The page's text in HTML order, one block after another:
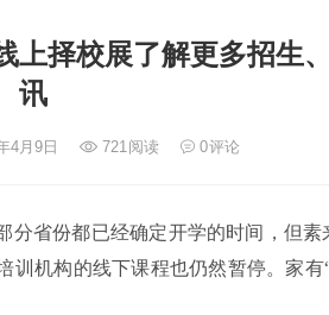
上择校展了解更多招生
讯
4月9日 721阅读 0评论
分省份都已经确定开学的时间，但素
机构的线下课程也仍然暂停。家有